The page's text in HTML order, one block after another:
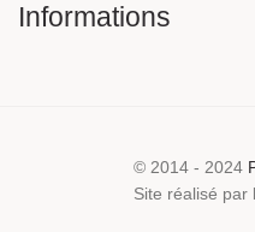
Informations
© 2014 - 2024
Site réalisé par